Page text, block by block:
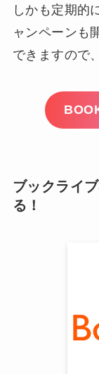
しかも定期的
ャンペーンも
できますので
ブックライ
る！